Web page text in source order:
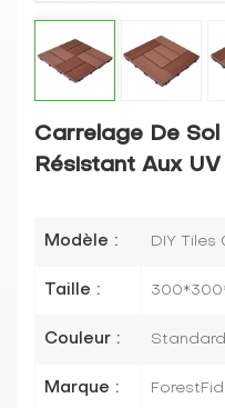
Carrelage De
Résistant Aux UV
Modèle : DIY Tiles
Taille :
Couleur :
Marque :